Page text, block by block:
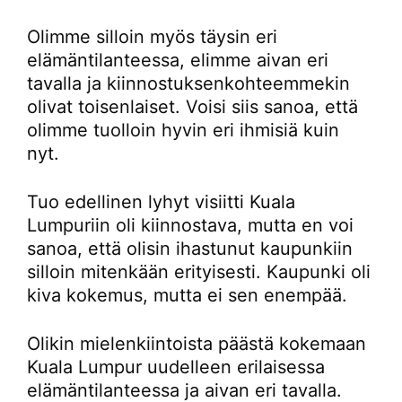
Olimme silloin myös täysin eri
elämäntilanteessa, elimme aivan eri
tavalla ja kiinnostuksenkohteemmekin
olivat toisenlaiset. Voisi siis sanoa, että
olimme tuolloin hyvin eri ihmisiä kuin
nyt.
Tuo edellinen lyhyt visiitti Kuala
Lumpuriin oli kiinnostava, mutta en voi
sanoa, että olisin ihastunut kaupunkiin
silloin mitenkään erityisesti. Kaupunki oli
kiva kokemus, mutta ei sen enempää.
Olikin mielenkiintoista päästä kokemaan
Kuala Lumpur uudelleen erilaisessa
elämäntilanteessa ja aivan eri tavalla.